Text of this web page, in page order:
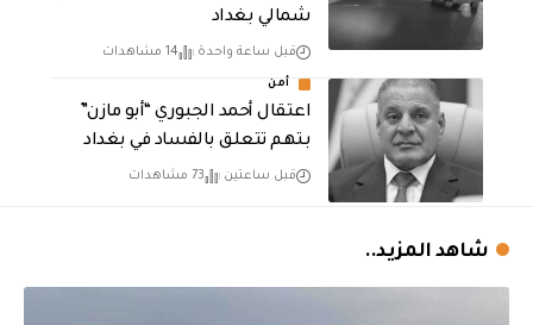
شمالي بغداد
قبل ساعة واحدة 14 مشاهدات
أمن
اعتقال أحمد الجبوري “أبو مازن”
بتهم تتعلق بالفساد في بغداد
قبل ساعتين 73 مشاهدات
شاهد المزيد..